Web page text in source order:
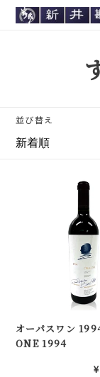
ョ
ン
:
並び替え
1994
オーパスワン
ONE 1994